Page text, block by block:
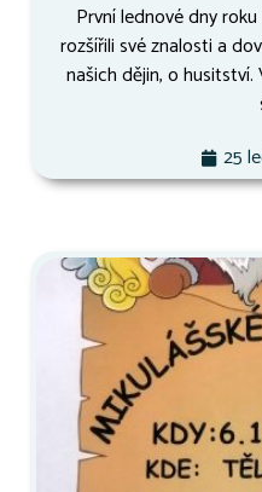
První lednové dny
rozšířili své znalosti a
našich dějin, o
25